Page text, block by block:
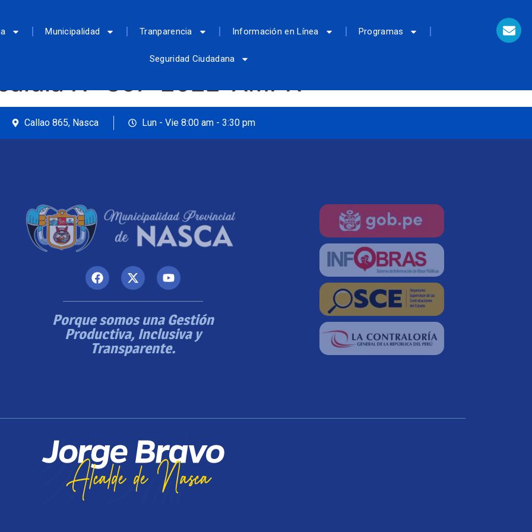
Municipalidad Tranparencia Información en Línea Programas
Seguridad Ciudadana
Nº 357-2022-AMPN
Callao 865, Nasca Lun - Vie 8:00 am - 3:30 pm
Porque somos una Gestión
Productiva, Inclusiva y
Transparente.